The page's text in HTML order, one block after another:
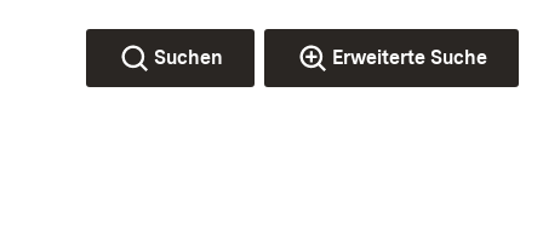
Suchen Erweiterte Suche